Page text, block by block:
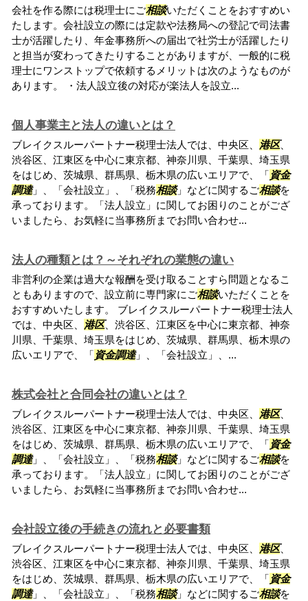
会社を作る際には税理士にご相談いただくことをおすすめい
たします。会社設立の際には定款や法務局への登記で司法書
士が活躍したり、年金事務所への届出で社労士が活躍したり
と担当が変わってきたりすることがありますが、一般的に税
理士にワンストップで依頼するメリットは次のようなものが
あります。 ・法人設立後の対応が楽法人を設立...
個人事業主と法人の違いとは？
ブレイクスルーパートナー税理士法人では、中央区、 港区、
渋谷区、江東区を中心に東京都、神奈川県、千葉県、埼玉県
をはじめ、茨城県、群馬県、栃木県の広いエリアで、「資金
調達」、「会社設立」、「税務相談」などに関するご相談を
承っております。「法人設立」に関してお困りのことがござ
いましたら、お気軽に当事務所までお問い合わせ...
法人の種類とは？～それぞれの業態の違い
非営利の企業は過大な報酬を受け取ることすら問題となるこ
ともありますので、設立前に専門家にご相談いただくことを
おすすめいたします。 ブレイクスルーパートナー税理士法人
では、中央区、 港区、渋谷区、江東区を中心に東京都、神奈
川県、千葉県、埼玉県をはじめ、茨城県、群馬県、栃木県の
広いエリアで、「資金調達」、「会社設立」、...
株式会社と合同会社の違いとは？
ブレイクスルーパートナー税理士法人では、中央区、 港区、
渋谷区、江東区を中心に東京都、神奈川県、千葉県、埼玉県
をはじめ、茨城県、群馬県、栃木県の広いエリアで、「資金
調達」、「会社設立」、「税務相談」などに関するご相談を
承っております。「法人設立」に関してお困りのことがござ
いましたら、お気軽に当事務所までお問い合わせ...
会社設立後の手続きの流れと必要書類
ブレイクスルーパートナー税理士法人では、中央区、 港区、
渋谷区、江東区を中心に東京都、神奈川県、千葉県、埼玉県
をはじめ、茨城県、群馬県、栃木県の広いエリアで、「資金
調達」、「会社設立」、「税務相談」などに関するご相談を